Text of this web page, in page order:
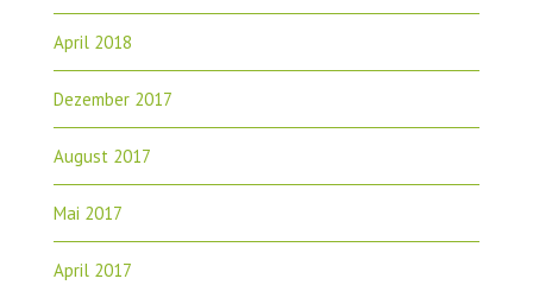
April 2018
Dezember 2017
August 2017
Mai 2017
April 2017